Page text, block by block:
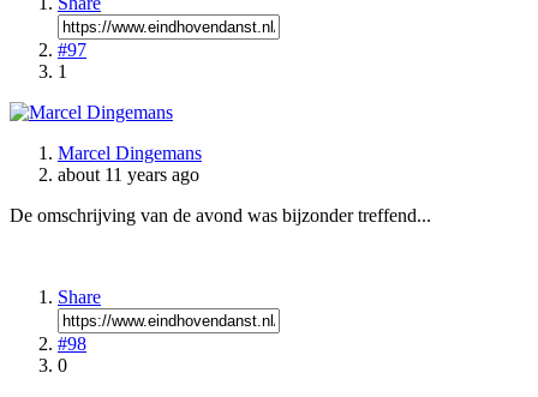
#97
1
Marcel Dingemans
about 11 years ago
De omschrijving van de avond was bijzonder treffend...
Share
#98
0